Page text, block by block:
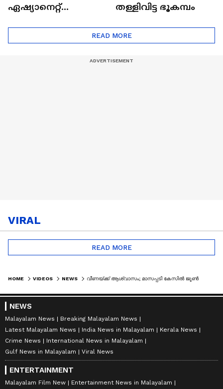
ഏഷ്യാനെറ്റ്
തള്ളിവിട്ട ഭൂകമ്പം
READ MORE
VIRAL
READ MORE
HOME VIDEOS NEWS
NEWS
Malayalam News
Breaking Malayalam News
Latest Malayalam News
India News in Malayalam
Kerala News
Crime News
International News in Malayalam
Gulf News in Malayalam
Viral News
ENTERTAINMENT
Malayalam Film New
Entertainment News in Malayalam